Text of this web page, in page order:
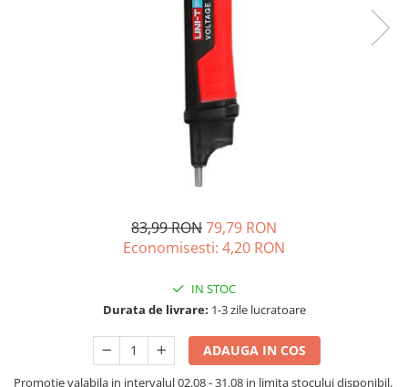
Componente sisteme de balcon
83,99 RON79,79 RON
Economisesti: 4,20 RON
IN STOC
Durata de livrare: 1-3 zile lucratoare
ADAUGA IN COS
Promotie valabila in intervalul 02.08 - 31.08 in limita stocului disponibil.